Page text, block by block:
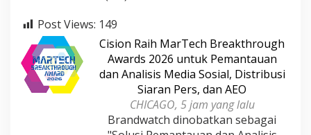
Post Views: 149
Cision Raih MarTech Breakthrough
Awards 2026 untuk Pemantauan
dan Analisis Media Sosial, Distribusi
Siaran Pers, dan AEO
CHICAGO, 5 jam yang lalu
Brandwatch dinobatkan sebagai